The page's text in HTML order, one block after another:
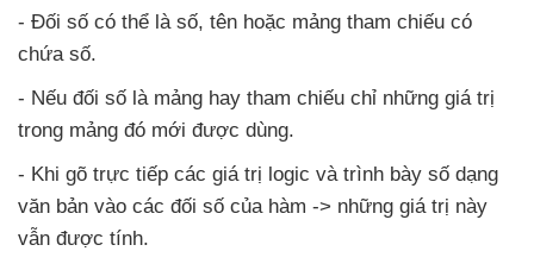
- Đối số có thể là số, tên hoặc mảng tham chiếu có
chứa số.
- Nếu đối số là mảng hay tham chiếu chỉ những giá trị
trong mảng đó mới được dùng.
- Khi gõ trực tiếp các giá trị logic và trình bày số dạng
văn bản vào các đối số của hàm -> những giá trị này
vẫn được tính.